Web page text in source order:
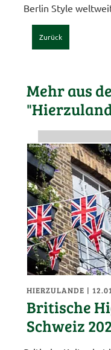
Berlin Style
Zurück
Mehr aus
HIERZULANDE |
Britische
Schweiz